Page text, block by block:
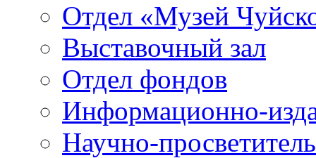
Отдел «Музей
Выставочный зал
Отдел фондов
Информационно-
Научно-